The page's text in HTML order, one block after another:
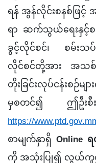
ရန် အွန်လိုင်းစနစ်ဖြင့်
ရာ ဆက်သွယ်ရေးနှင့်စ
ခွင့်လိုင်စင်၊ စမ်းသ
လိုင်စင်တို့အား အသစ်
တိုးခြင်းလုပ်ငန်းစဉ်မ
မှစတင်၍ ဤဦးစီ
https://
စာမျက်နှာရှိ Online
ကို အသုံးပြု၍ လွယ်ကူစွာ